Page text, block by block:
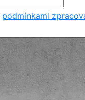
podmínkami